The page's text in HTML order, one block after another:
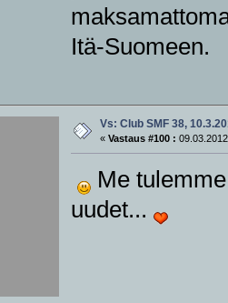
Itä-Suomeen.
Vs: Club SMF 38,
« Vastaus #100 :
Me
uudet...